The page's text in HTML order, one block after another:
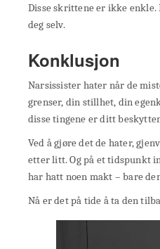
Disse skrittene er ikke
deg selv.
Konklusjon
Narsissister hater når de
grenser, din stillhet, din
disse tingene er ditt
Ved å gjøre det de hater,
etter litt. Og på et tidspunkt
har hatt noen makt – bare
Nå er det på tide å ta den